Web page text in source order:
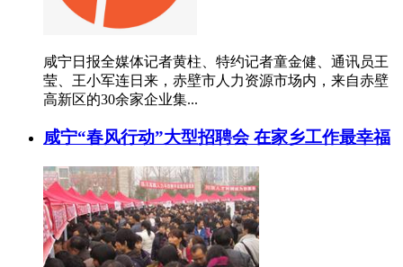
咸宁日报全媒体记者黄柱、特约记者童金健、通讯员王
莹、王小军连日来，赤壁市人力资源市场内，来自赤壁
高新区的30余家企业集...
咸宁“春风行动”大型招聘会 在家乡工作最幸福